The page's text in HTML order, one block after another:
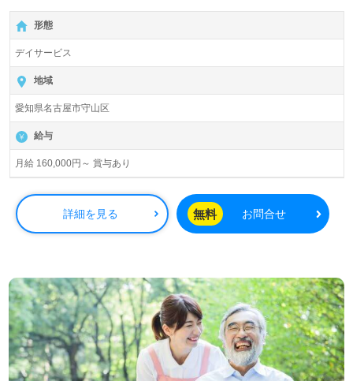
【無料】で皆さんの転職活動をサポートいたします。
形態
デイサービス
地域
愛知県名古屋市守山区
給与
月給 160,000円～ 賞与あり
詳細を見る 無料 お問合せ